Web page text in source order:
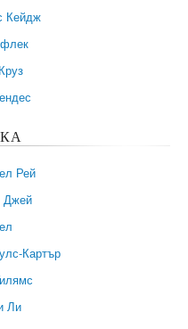
Кейдж
Рей
Джей
Картър
Ли